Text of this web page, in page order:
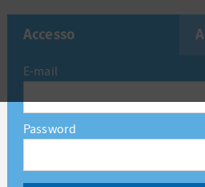
Accesso
E-mail
Password